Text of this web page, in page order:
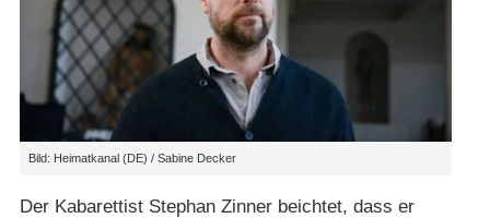
Bild: Heimatkanal (DE) / Sabine Decker
Der Kabarettist Stephan Zinner beichtet, dass er